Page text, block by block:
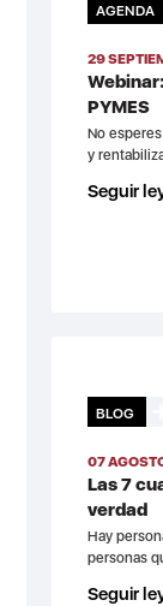
AGENDA
29
PYMES
No
y
Seguir
BLOG
07
Las 7
verdad
Hay
personas
Seguir